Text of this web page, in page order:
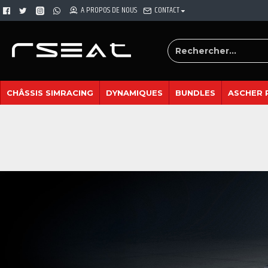
A PROPOS DE NOUS CONTACT
CHÂSSIS SIMRACING DYNAMIQUES BUNDLES ASCHER